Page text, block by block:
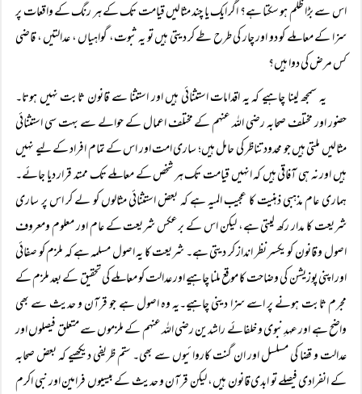
اس سے بڑا ظلم ہو سکتا ہے؟ اگر ایک یا چند مثالیں قیامت تک کے ہر رنگ کے واقعات پر
سزا کے معاملے کو دو اور چار کی طرح طے کر دیتی ہیں تو یہ ثبوت، گواہیاں ، عدالتیں ، قاضی
کس مرض کی دوا ہیں؟
یہ سمجھ لینا چاہیے کہ یہ اقدامات استثنائی ہیں اور استثنا سے قانون ثابت نہیں ہوتا۔
حضور اور مختلف صحابہ رضی اللہ عنہم کے مختلف اعمال کے حوالے سے بہت سی استثنائی
مثالیں ملتی ہیں جو محدود تناظر کی حامل ہیں؛ ساری امت اور اس کے تمام افراد کے لیے نہیں
ہیں اور نہ ہی آفاقی ہیں کہ انہیں قیامت تک ہر شخص کے معاملے تک ممتد قرار دیا جائے۔
ہماری عام مذہبی ذہنیت کا عجیب المیہ ہے کہ بعض استثنائی مثالوں کو لے کر اس پر ساری
شریعت کا مدار رکھ لیتی ہے، لیکن اس کے برعکس شریعت کے عام اور معلوم ومعروف
اصول و قانون کو یکسر نظر انداز کر دیتی ہے۔ شریعت کا یہ اصول مسلمہ ہے کہ ملزم کو صفائی
اور اپنی پوزیشن کی وضاحت کا موقع ملنا چاہیے اور عدالت کو معاملے کی تحقیق کے بعد ملزم کے
مجرم ثابت ہونے پر اسے سزا دینی چاہیے۔یہ وہ اصول ہے جو قرآن و حدیث سے بھی
واضح ہے اور عہدِنبوی و خلفائے راشدین رضی اللہ عنہم کے ملزموں سے متعلق فیصلوں اور
عدالت و قضا کی مسلسل اور ان گنت کاروائیوں سے بھی۔ ستم ظریفی دیکھیے کہ بعض صحابہ
کے انفرادی فیصلے تو ابدی قانون ہیں، لیکن قرآن و حدیث کے بیسیوں فرامین اور نبی اکرم